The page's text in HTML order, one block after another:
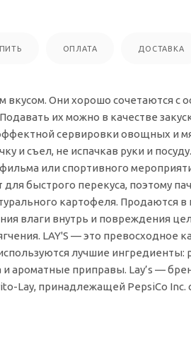
ОПЛАТА ДОСТАВКА
Они хорошо сочетаются с
их можно в качестве
сервировки овощных и
и съел, не испачкав руки и
или спортивного
быстрого перекуса, поэтому
картофеля. Продаются
влаги внутрь и повреждения
LAY'S — это превосходное
лучшие
ароматные приправы. Lay’s —
Lay, принадлежащей PepsiCo Inc.